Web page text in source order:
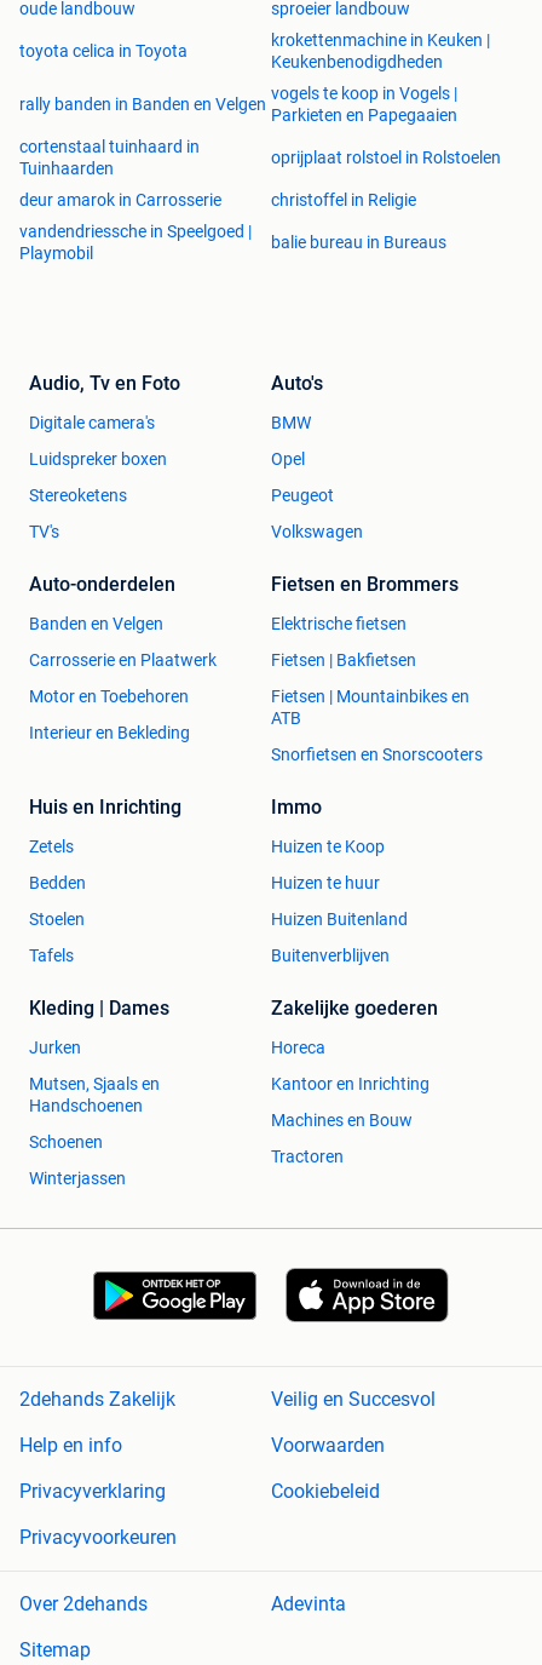
oude landbouw
sproeier landbouw
toyota celica in Toyota
krokettenmachine in Keuken |
Keukenbenodigdheden
rally banden in Banden en Velgen
vogels te koop in Vogels |
Parkieten en Papegaaien
cortenstaal tuinhaard in
Tuinhaarden
oprijplaat rolstoel in Rolstoelen
deur amarok in Carrosserie
christoffel in Religie
vandendriessche in Speelgoed |
Playmobil
balie bureau in Bureaus
Audio, Tv en Foto
Digitale camera's
Luidspreker boxen
Stereoketens
TV's
Auto's
BMW
Opel
Peugeot
Volkswagen
Auto-onderdelen
Banden en Velgen
Carrosserie en Plaatwerk
Motor en Toebehoren
Interieur en Bekleding
Fietsen en Brommers
Elektrische fietsen
Fietsen | Bakfietsen
Fietsen | Mountainbikes en
ATB
Snorfietsen en Snorscooters
Huis en Inrichting
Zetels
Bedden
Stoelen
Tafels
Immo
Huizen te Koop
Huizen te huur
Huizen Buitenland
Buitenverblijven
Kleding | Dames
Jurken
Mutsen, Sjaals en
Handschoenen
Schoenen
Winterjassen
Zakelijke goederen
Horeca
Kantoor en Inrichting
Machines en Bouw
Tractoren
2dehands Zakelijk
Veilig en Succesvol
Help en info
Voorwaarden
Privacyverklaring
Cookiebeleid
Privacyvoorkeuren
Over 2dehands
Adevinta
Sitemap